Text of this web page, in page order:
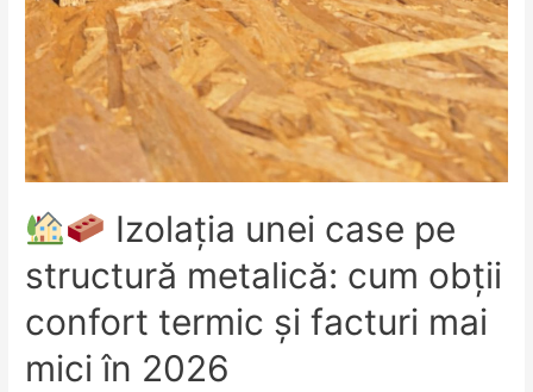
Izolația unei case pe
structură metalică: cum obții
confort termic și facturi mai
mici în 2026